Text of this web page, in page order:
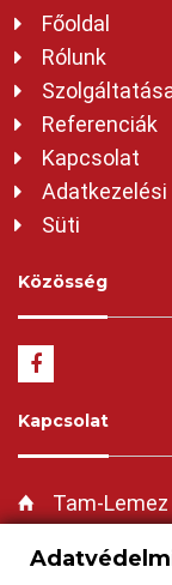
Főoldal
Rólunk
Referenciák
Kapcsolat
Süti
Közösség
Kapcsolat
Tam-